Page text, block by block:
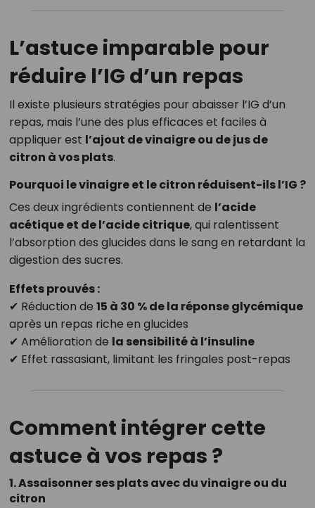
L’astuce imparable pour
réduire l’IG d’un repas
Il existe plusieurs stratégies pour abaisser l’IG d’un
repas, mais l’une des plus efficaces et faciles à
appliquer est l’ajout de vinaigre ou de jus de
citron à vos plats.
Pourquoi le vinaigre et le citron réduisent-ils l’IG ?
Ces deux ingrédients contiennent de l’acide
acétique et de l’acide citrique, qui ralentissent
l’absorption des glucides dans le sang en retardant la
digestion des sucres.
Effets prouvés :
✔ Réduction de 15 à 30 % de la réponse glycémique
après un repas riche en glucides
✔ Amélioration de la sensibilité à l’insuline
✔ Effet rassasiant, limitant les fringales post-repas
Comment intégrer cette
astuce à vos repas ?
1. Assaisonner ses plats avec du vinaigre ou du
citron